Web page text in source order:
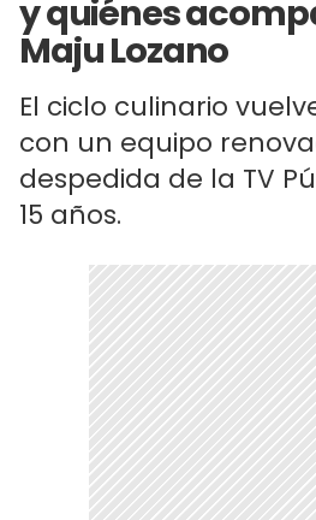
y quiénes
Maju Lozano
El ciclo culinario
con un equipo
despedida de la TV
15 años.